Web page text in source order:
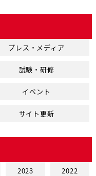
プレス・メディア
試験・研修
イベント
サイト更新
2023 2022